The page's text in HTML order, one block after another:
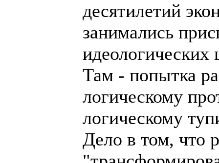
десятилетий
занимались
идеологических
Там - попытка
логическому
логическому
Дело в том, что